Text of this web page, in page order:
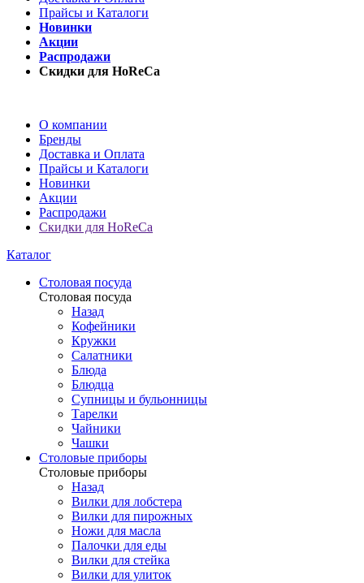
Прайсы и Каталоги
Новинки
Акции
Распродажи
Скидки для HoReCa
О компании
Бренды
Доставка и Оплата
Прайсы и Каталоги
Новинки
Акции
Распродажи
Скидки для HoReCa
Каталог
Столовая посуда
Столовая посуда
Назад
Кофейники
Кружки
Салатники
Блюда
Блюдца
Супницы и бульонницы
Тарелки
Чайники
Чашки
Cтоловые приборы
Cтоловые приборы
Назад
Вилки для лобстера
Вилки для пирожных
Ножи для масла
Палочки для еды
Вилки для стейка
Вилки для улиток